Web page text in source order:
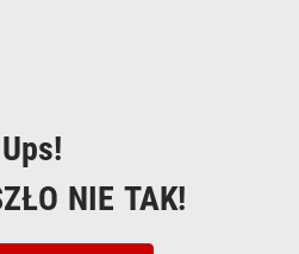
Ups!
NIE TAK!